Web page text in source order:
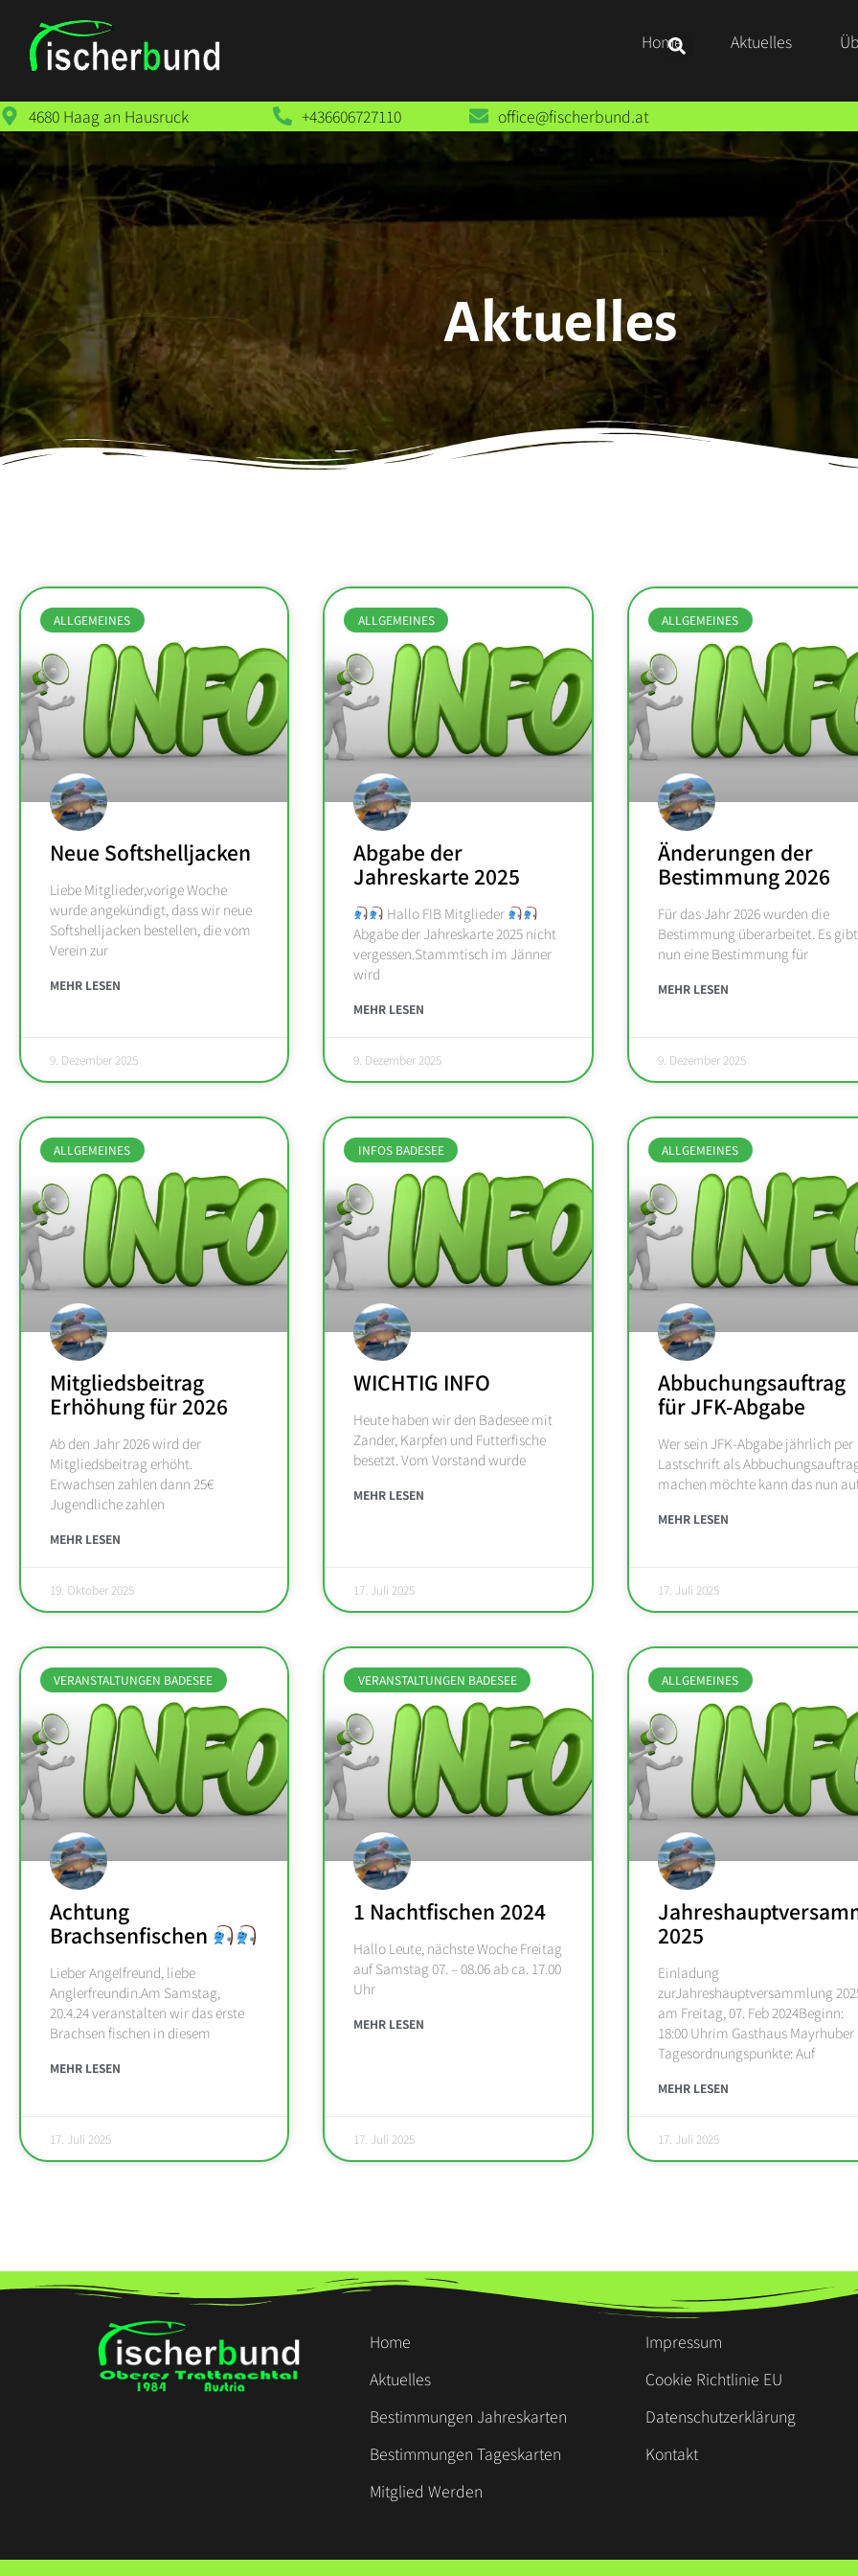
Home Aktuelles
4680 Haag an Hausruck +436606727110 office@fischerbund.at
Aktuelles
ALLGEMEINES
Neue Softshelljacken
Liebe Mitglieder,vorige Woche
wurde angekündigt, dass wir neue
Softshelljacken bestellen, die vom
Verein zur
MEHR LESEN
9. Dezember 2025
ALLGEMEINES
Abgabe der
Jahreskarte 2025
Hallo FIB Mitglieder
Abgabe der Jahreskarte 2025 nicht
vergessen.Stammtisch im Jänner
wird
MEHR LESEN
9. Dezember 2025
ALLGEMEINES
Änderungen der
Bestimmung 2026
Für das Jahr 2026 wurden die
Bestimmung überarbeitet. Es gibt
nun eine Bestimmung für
MEHR LESEN
9. Dezember 2025
ALLGEMEINES
Mitgliedsbeitrag
Erhöhung für 2026
Ab den Jahr 2026 wird der
Mitgliedsbeitrag erhöht.
Erwachsen zahlen dann 25€
Jugendliche zahlen
MEHR LESEN
19. Oktober 2025
INFOS BADESEE
WICHTIG INFO
Heute haben wir den Badesee mit
Zander, Karpfen und Futterfische
besetzt. Vom Vorstand wurde
MEHR LESEN
17. Juli 2025
ALLGEMEINES
Abbuchungsauftrag
für JFK-Abgabe
Wer sein JFK-Abgabe jährlich per
Lastschrift als
machen möchte kann das nun
MEHR LESEN
17. Juli 2025
VERANSTALTUNGEN BADESEE
Achtung
Brachsenfischen
Lieber Angelfreund, liebe
Anglerfreundin.Am Samstag,
20.4.24 veranstalten wir das erste
Brachsen fischen in diesem
MEHR LESEN
17. Juli 2025
VERANSTALTUNGEN BADESEE
1 Nachtfischen 2024
Hallo Leute, nächste Woche Freitag
auf Samstag 07. – 08.06 ab ca. 17.00
Uhr
MEHR LESEN
17. Juli 2025
ALLGEMEINES
2025
Einladung
zurJahreshauptversammlung
am Freitag, 07. Feb 2024Beginn:
18:00 Uhrim Gasthaus Mayrhuber
Tagesordnungspunkte: Auf
MEHR LESEN
17. Juli 2025
Home
Aktuelles
Bestimmungen Jahreskarten
Bestimmungen Tageskarten
Mitglied Werden
Impressum
Cookie Richtlinie EU
Datenschutzerklärung
Kontakt